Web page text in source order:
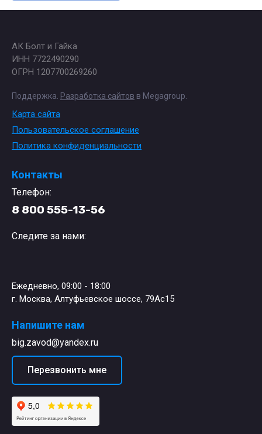
АК Болт и Гайка
ИНН 7722490290
ОГРН 1207700269260
Поддержка. Разработка сайтов в Megagroup.
Карта сайта
Пользовательское соглашение
Политика конфиденциальности
Контакты
Телефон:
8 800 555-13-56
Следите за нами:
Ежедневно, 09:00 - 18:00
г. Москва, Алтуфьевское шоссе, 79Ас15
Напишите нам
big.zavod@yandex.ru
Перезвонить мне